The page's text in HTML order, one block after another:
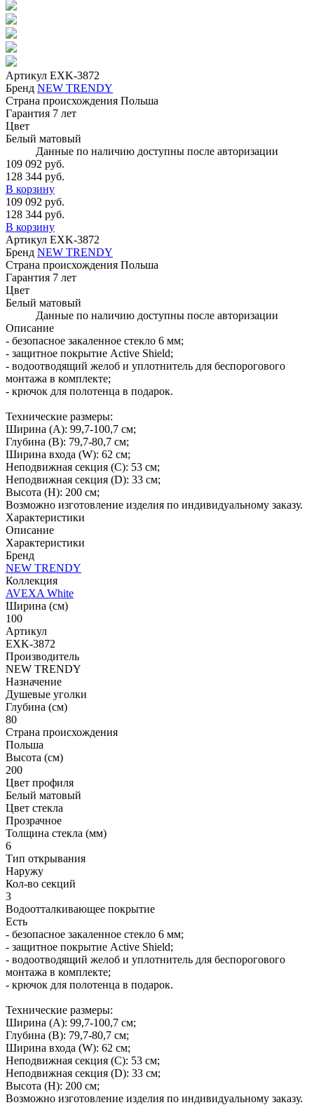
Артикул EXK-3872
Бренд NEW TRENDY
Страна происхождения Польша
Гарантия 7 лет
Цвет
Белый матовый
Данные по наличию доступны после авторизации
109 092 руб.
128 344 руб.
В корзину
109 092 руб.
128 344 руб.
В корзину
Артикул EXK-3872
Бренд NEW TRENDY
Страна происхождения Польша
Гарантия 7 лет
Цвет
Белый матовый
Данные по наличию доступны после авторизации
Описание
- безопасное закаленное стекло 6 мм;
- защитное покрытие Active Shield;
- водоотводящий желоб и уплотнитель для беспорогового
монтажа в комплекте;
- крючок для полотенца в подарок.
Технические размеры:
Ширина (A): 99,7-100,7 см;
Глубина (B): 79,7-80,7 см;
Ширина входа (W): 62 см;
Неподвижная секция (С): 53 см;
Неподвижная секция (D): 33 см;
Высота (H): 200 см;
Возможно изготовление изделия по индивидуальному заказу.
Характеристики
Описание
Характеристики
Бренд
NEW TRENDY
Коллекция
AVEXA White
Ширина (см)
100
Артикул
EXK-3872
Производитель
NEW TRENDY
Назначение
Душевые уголки
Глубина (см)
80
Страна происхождения
Польша
Высота (см)
200
Цвет профиля
Белый матовый
Цвет стекла
Прозрачное
Толщина стекла (мм)
6
Тип открывания
Наружу
Кол-во секций
3
Водоотталкивающее покрытие
Есть
- безопасное закаленное стекло 6 мм;
- защитное покрытие Active Shield;
- водоотводящий желоб и уплотнитель для беспорогового
монтажа в комплекте;
- крючок для полотенца в подарок.
Технические размеры:
Ширина (A): 99,7-100,7 см;
Глубина (B): 79,7-80,7 см;
Ширина входа (W): 62 см;
Неподвижная секция (С): 53 см;
Неподвижная секция (D): 33 см;
Высота (H): 200 см;
Возможно изготовление изделия по индивидуальному заказу.